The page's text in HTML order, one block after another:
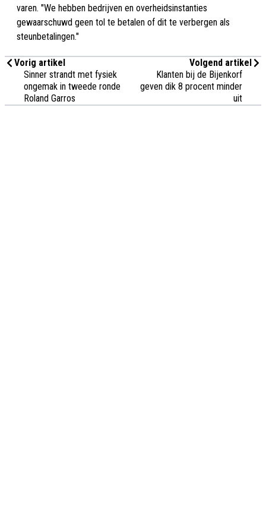
varen. "We hebben bedrijven en overheidsinstanties
gewaarschuwd geen tol te betalen of dit te verbergen als
steunbetalingen."
Vorig artikel
Sinner strandt met fysiek
ongemak in tweede ronde
Roland Garros
Volgend artikel
Klanten bij de Bijenkorf
geven dik 8 procent minder
uit